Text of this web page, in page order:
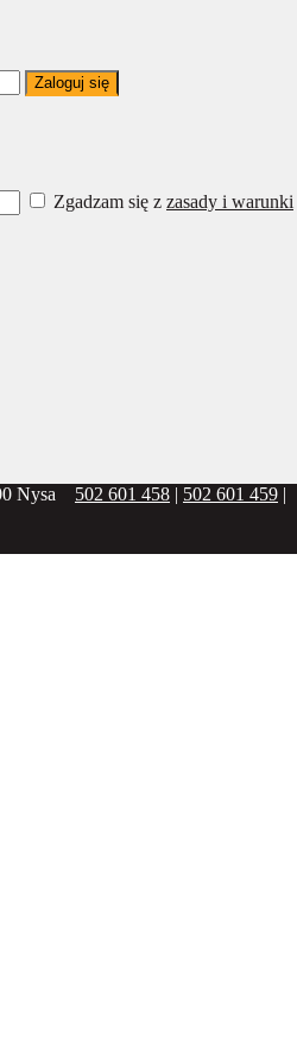
Zaloguj się
Zgadzam się z zasady i warunki
Nysa 502 601 458 | 502 601 459 |